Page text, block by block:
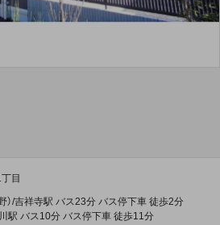
目
）/吉祥寺駅 バス23分 バス停下車 徒歩2分
駅 バス10分 バス停下車 徒歩11分